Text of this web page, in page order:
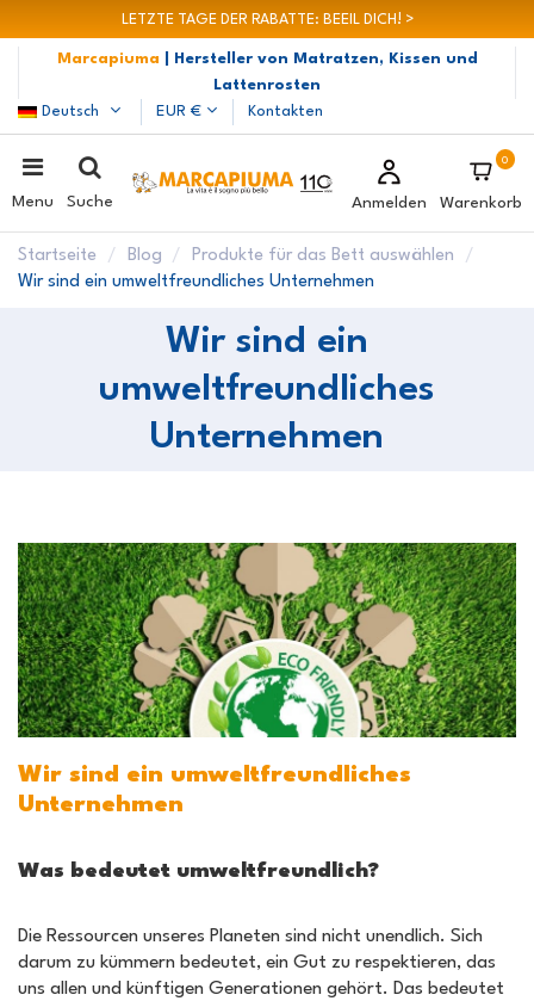
LETZTE TAGE DER RABATTE: BEEIL DICH! >
Marcapiuma
| Hersteller von Matratzen, Kissen und
Lattenrosten
Deutsch
EUR € Kontakten
Menu Suche Anmelden
0
Warenkorb
Startseite Blog
Produkte für das Bett auswählen
Wir sind ein umweltfreundliches Unternehmen
Wir sind ein
umweltfreundliches
Unternehmen
Wir sind ein umweltfreundliches
Unternehmen
Was bedeutet umweltfreundlich?
Die Ressourcen unseres Planeten sind nicht unendlich. Sich
darum zu kümmern bedeutet, ein Gut zu respektieren, das
uns allen und künftigen Generationen gehört. Das bedeutet